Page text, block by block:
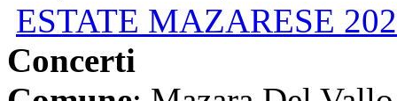
ESTATE MAZARESE
Concerti